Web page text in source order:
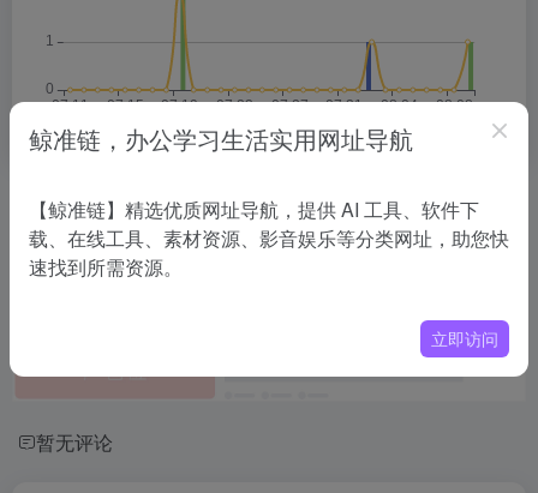
相关导航
暂无评论
鲸准链，办公学习生活实用网址导航
【鲸准链】精选优质网址导航，提供 AI 工具、软件下
载、在线工具、素材资源、影音娱乐等分类网址，助您快
速找到所需资源。
立即访问